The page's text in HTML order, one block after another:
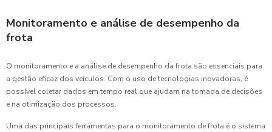
Monitoramento e análise de desempenho da
frota
O monitoramento e a análise de desempenho da frota são essenciais para
a gestão eficaz dos veículos. Com o uso de tecnologias inovadoras, é
possível coletar dados em tempo real que ajudam na tomada de decisões
e na otimização dos processos.
Uma das principais ferramentas para o monitoramento de frota é o sistema